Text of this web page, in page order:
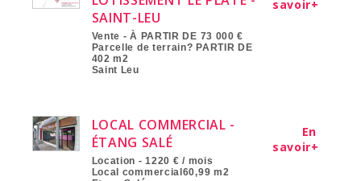
SAINT-LEU
Vente - À PARTIR DE 73 000 €
Parcelle de terrain? PARTIR DE
402 m2
Saint Leu
savoir+
LOCAL COMMERCIAL -
ÉTANG SALÉ
Location - 1220 € / mois
Local commercial60,99 m2
En
savoir+